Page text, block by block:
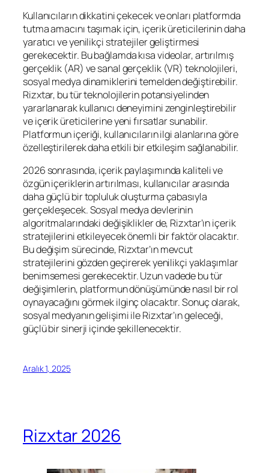
Kullanıcıların dikkatini çekecek ve onları platformda
tutma amacını taşımak için, içerik üreticilerinin daha
yaratıcı ve yenilikçi stratejiler geliştirmesi
gerekecektir. Bu bağlamda kısa videolar, artırılmış
gerçeklik (AR) ve sanal gerçeklik (VR) teknolojileri,
sosyal medya dinamiklerini temelden değiştirebilir.
Rizxtar, bu tür teknolojilerin potansiyelinden
yararlanarak kullanıcı deneyimini zenginleştirebilir
ve içerik üreticilerine yeni fırsatlar sunabilir.
Platformun içeriği, kullanıcıların ilgi alanlarına göre
özelleştirilerek daha etkili bir etkileşim sağlanabilir.
2026 sonrasında, içerik paylaşımında kaliteli ve
özgün içeriklerin artırılması, kullanıcılar arasında
daha güçlü bir topluluk oluşturma çabasıyla
gerçekleşecek. Sosyal medya devlerinin
algoritmalarındaki değişiklikler de, Rizxtar’ın içerik
stratejilerini etkileyecek önemli bir faktör olacaktır.
Bu değişim sürecinde, Rizxtar’ın mevcut
stratejilerini gözden geçirerek yenilikçi yaklaşımlar
benimsemesi gerekecektir. Uzun vadede bu tür
değişimlerin, platformun dönüşümünde nasıl bir rol
oynayacağını görmek ilginç olacaktır. Sonuç olarak,
sosyal medyanın gelişimi ile Rizxtar’ın geleceği,
güçlü bir sinerji içinde şekillenecektir.
Aralık 1, 2025
Rizxtar 2026